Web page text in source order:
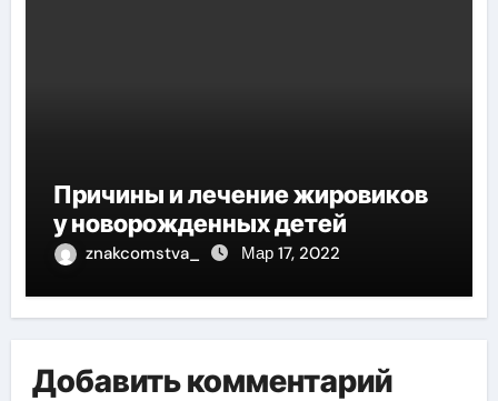
Причины и лечение жировиков
у новорожденных детей
znakcomstva_ Мар 17, 2022
Добавить комментарий